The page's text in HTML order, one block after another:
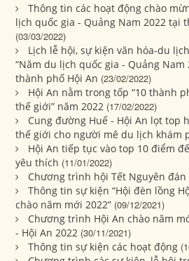
Thông tin các hoạt động chào
lịch quốc gia - Quảng Nam 2022 tại
(03/03/2022)
Lịch lễ hội, sự kiện văn hóa-du
“Năm du lịch quốc gia - Quảng Nam
thành phố Hội An (23/02/2022)
Hội An nằm trong tốp “10 thành
thế giới” năm 2022 (17/02/2022)
Cung đường Huế - Hội An lọt top
thế giới cho người mê du lịch khám
Hội An tiếp tục vào top 10 điểm
yêu thích (11/01/2022)
Chương trình hội Tết Nguyên đán
Thông tin sự kiện “Hội đèn lồng
chào năm mới 2022” (09/12/2021)
Chương trình Hội An chào năm
- Hội An 2022 (30/11/2021)
Thông tin sự kiện các hoạt động